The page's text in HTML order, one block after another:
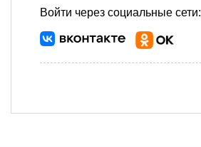
Войти через социальные сети: